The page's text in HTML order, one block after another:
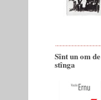
Sînt un om de
stînga